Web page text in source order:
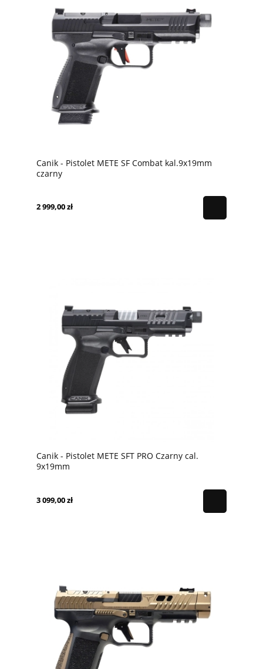
Canik - Pistolet METE SF Combat kal.9x19mm
czarny
2 999,00 zł
Canik - Pistolet METE SFT PRO Czarny cal.
9x19mm
3 099,00 zł